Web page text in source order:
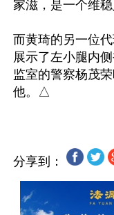
家滋，是一个维
而黄琦的另一位
展示了左小腿内
监室的警察杨茂
分享到：